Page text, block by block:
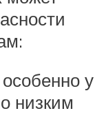
у
низким